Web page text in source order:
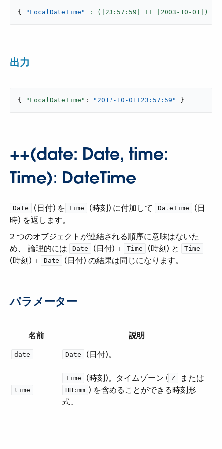
---
{
"LocalDateTime" : (| 23 : 57 : 59 | ++ | 2003 - 10 -01 |) }
出力
{ "LocalDateTime" : "2017-10-01T23:57:59" }
++(date: Date, time:
Time): DateTime
Date ​ (日付) を​ Time ​ (時刻) に付加して ​ DateTime
​ (日
時) を返します。
2 つのオブジェクトが連結される順序に意味はないた
め、 論理的には ​
Date ​ (日付) + ​ Time ​ (時刻) と ​ Time
(時刻) + ​
Date ​ (日付) の結果は同じになります。
パラメーター
名前 説明
date Date ​ (日付)。
time
Time ​ (時刻)。タイムゾーン (​ Z ​ または ​
HH:mm ​) を含めることができる時刻形
式。